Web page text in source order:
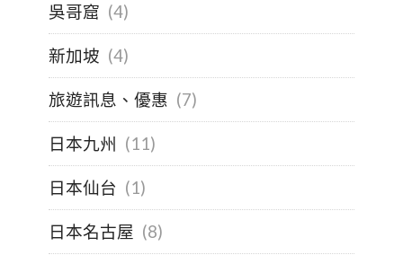
吳哥窟 (4)
新加坡 (4)
旅遊訊息、優惠 (7)
日本九州 (11)
日本仙台 (1)
日本名古屋 (8)